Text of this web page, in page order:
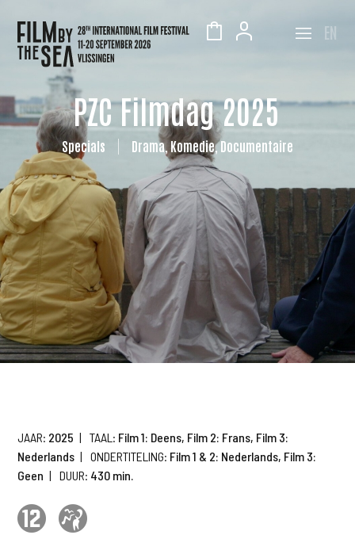
EN
PZC Filmdag 2025
Specials Drama, Komedie, Documentaire
JAAR: 2025 | TAAL: Film 1: Deens, Film 2: Frans, Film 3:
Nederlands | ONDERTITELING: Film 1 & 2: Nederlands, Film 3:
Geen | DUUR: 430 min.